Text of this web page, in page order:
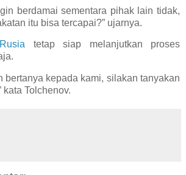
berdamai sementara pihak lain tidak,
itu bisa tercapai?” ujarnya.
Rusia tetap siap melanjutkan proses
bertanya kepada kami, silakan tanyakan
kata Tolchenov.